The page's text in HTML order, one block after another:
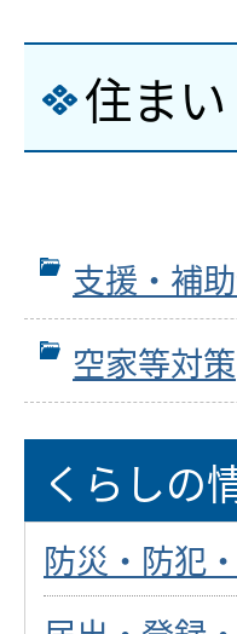
住まい
支援・補
空家等対策
くらしの
防災・防犯